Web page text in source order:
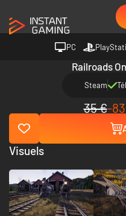
PC
Railroads
Steam
35 €-
Visuels